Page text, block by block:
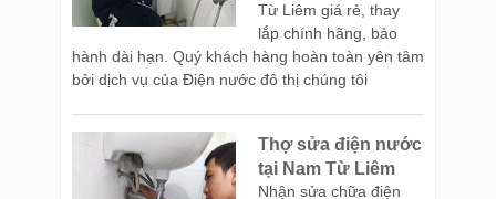
Từ Liêm giá rẻ, thay
lắp chính hãng, bảo
hành dài hạn. Quý khách hàng hoàn toàn yên tâm
bởi dịch vụ của Điện nước đô thị chúng tôi
Thợ sửa điện nước
tại Nam Từ Liêm
Nhận sửa chữa điện